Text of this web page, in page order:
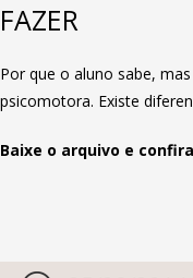
FAZER
Por que o aluno sabe,
psicomotora. Existe
Baixe o arquivo e